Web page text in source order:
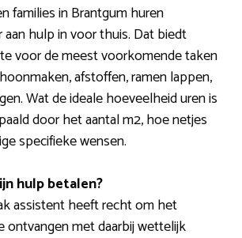
families in Brantgum huren
aan hulp in voor thuis. Dat biedt
voor de meest voorkomende taken
afstoffen, ramen lappen,
Wat de ideale hoeveelheid uren is
door het aantal m2, hoe netjes
specifieke wensen.
hulp betalen?
assistent heeft recht om het
ontvangen met daarbij wettelijk